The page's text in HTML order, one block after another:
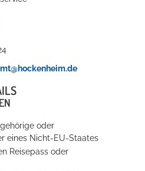
oder
eines Nicht-EU-Staates
Reisepass oder